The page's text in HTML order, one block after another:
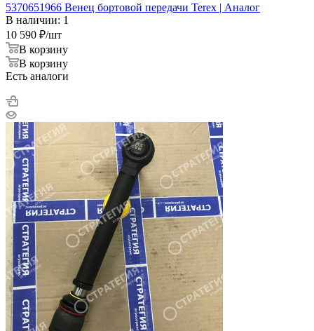
5370651966 Венец бортовой передачи Terex | Аналог
В наличии: 1
10 590 ₽/шт
В корзину
В корзину
Есть аналоги